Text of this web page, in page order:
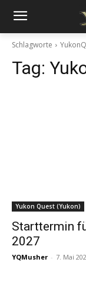
Schlagworte
Tag:
Yukon Quest (Yukon)
Starttermin
2027
YQMusher - 7. Mai